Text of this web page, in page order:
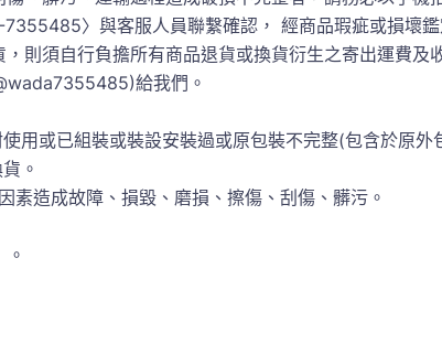
〉與客服人員聯繫確認， 經商品瑕疵或損壞鑑
則須自行負擔所有商品退貨或換貨衍生之寄出運費
給我們。
用或已組裝或裝設安裝過或原包裝不完整(包含於原
。
素造成故障、損毀、磨損、擦傷、刮傷、髒污。